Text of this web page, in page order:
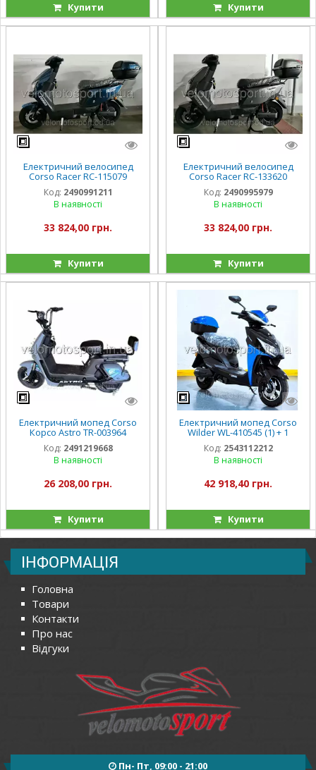
Купити Купити
Електричний велосипед
Corso Racer RC-115079
двигун 1000W, акумулятор
72V/20Ah, в коробці
Код: 2490991211
В наявності
33 824,00 грн.
Купити
Електричний велосипед
Corso Racer RC-133620
1000W, акумулятор
72V/20Ah, в коробці
Код: 2490995979
В наявності
33 824,00 грн.
Купити
Електричний мопед Corso
Корсо Astro TR-003964
двигун 500W, акумулятор
60V/20Ah
Код: 2491219668
В наявності
26 208,00 грн.
Купити
Електричний мопед Corso
Wilder WL-410545 (1) + 1
ЯЩИК АКУМ, двигун 1200W,
акумулятор 72V/23Ah, в
коробці
Код: 2543112212
В наявності
42 918,40 грн.
Купити
ІНФОРМАЦІЯ
Головна
Товари
Контакти
Про нас
Відгуки
Пн- Пт, 09:00 - 21:00